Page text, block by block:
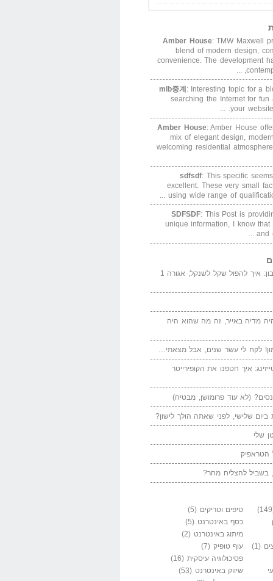
Amber House: TMW Maxwell
blend of modern design,
convenience. The development
mlb중계 : Interesting topic for a
searching the Internet for fun
your
Amber House: Amber House
mix of elegant design,
welcoming residential
sdfsdf: This specific
excellent. These very small
using wide range of
SDFSDF: This Post is
unique information, I know
and
המדייה באייר הנבון: איך להפול שקל לשנקל; אגורה 1
מדיה באייר, זה מה שהוא היה
לקח לי עשר שנים, אבל מצאתי…
איך חטפנו את הקופירייטר
(לא עוד פרומושן, מבטיח)
שלישי, לפני שאתה הולך לישון?
שלי
הטראפיק
בשביל להצליח מחר?
טיפים וטריקים (5)
כסף באינטרנט (5)
מיתוג באינטרנט (2)
(1) עוף טופיק (7)
פסיכולוגיה עיסקית (16)
שיווק באינטרנט (53)